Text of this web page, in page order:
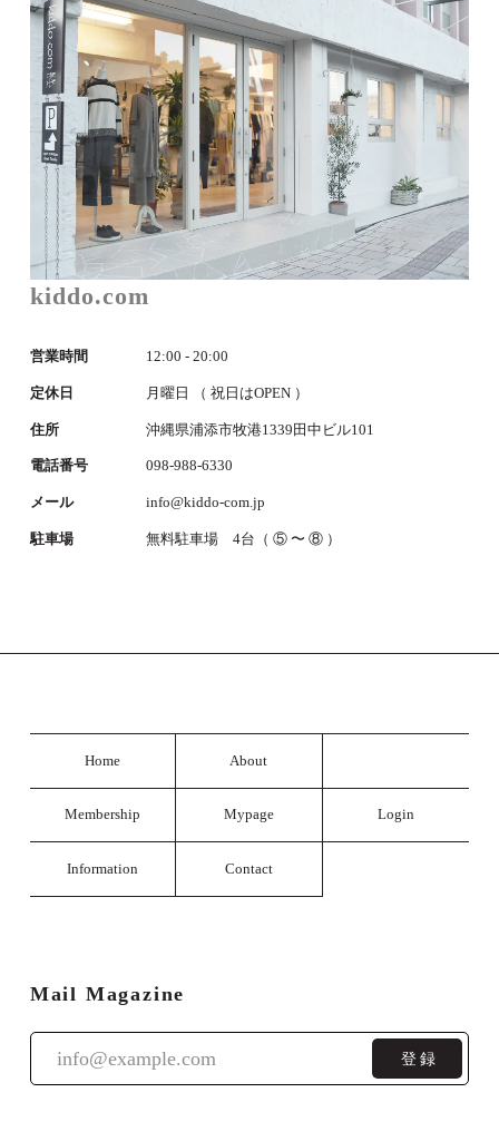
kiddo.com
営業時間 12:00 - 20:00
定休日 月曜日 （ 祝日はOPEN ）
住所 沖縄県浦添市牧港1339田中ビル101
電話番号 098-988-6330
メール info@kiddo-com.jp
駐車場 無料駐車場 4台（ ⑤ 〜 ⑧ ）
Home About
Membership Mypage Login
Information Contact
Mail Magazine
登録